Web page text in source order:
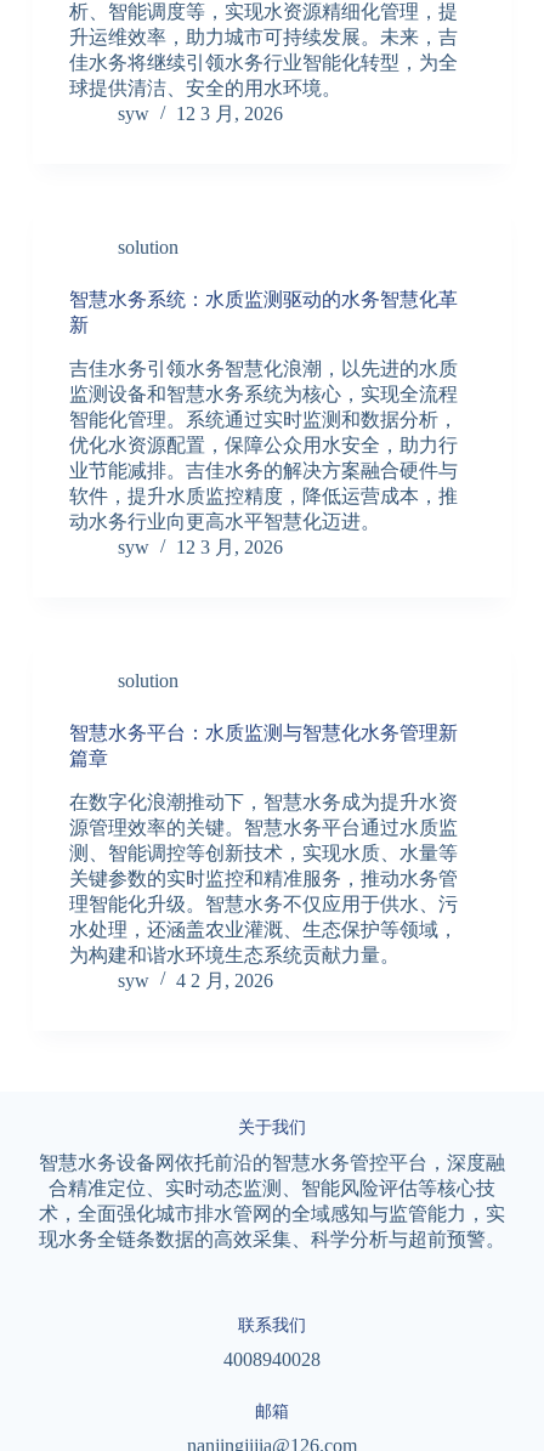
析、智能调度等，实现水资源精细化管理，提
升运维效率，助力城市可持续发展。未来，吉
佳水务将继续引领水务行业智能化转型，为全
球提供清洁、安全的用水环境。
syw
12 3 月, 2026
solution
智慧水务系统：水质监测驱动的水务智慧化革
新
吉佳水务引领水务智慧化浪潮，以先进的水质
监测设备和智慧水务系统为核心，实现全流程
智能化管理。系统通过实时监测和数据分析，
优化水资源配置，保障公众用水安全，助力行
业节能减排。吉佳水务的解决方案融合硬件与
软件，提升水质监控精度，降低运营成本，推
动水务行业向更高水平智慧化迈进。
syw
12 3 月, 2026
solution
智慧水务平台：水质监测与智慧化水务管理新
篇章
在数字化浪潮推动下，智慧水务成为提升水资
源管理效率的关键。智慧水务平台通过水质监
测、智能调控等创新技术，实现水质、水量等
关键参数的实时监控和精准服务，推动水务管
理智能化升级。智慧水务不仅应用于供水、污
水处理，还涵盖农业灌溉、生态保护等领域，
为构建和谐水环境生态系统贡献力量。
syw
4 2 月, 2026
关于我们
智慧水务设备网依托前沿的智慧水务管控平台，深度融
合精准定位、实时动态监测、智能风险评估等核心技
术，全面强化城市排水管网的全域感知与监管能力，实
现水务全链条数据的高效采集、科学分析与超前预警。
联系我们
4008940028
邮箱
nanjingjijia@126.com